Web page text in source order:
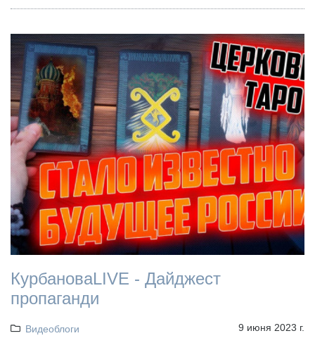
КурбановаLIVE - Дайджест
пропаганди
Видеоблоги 9 июня 2023 г.